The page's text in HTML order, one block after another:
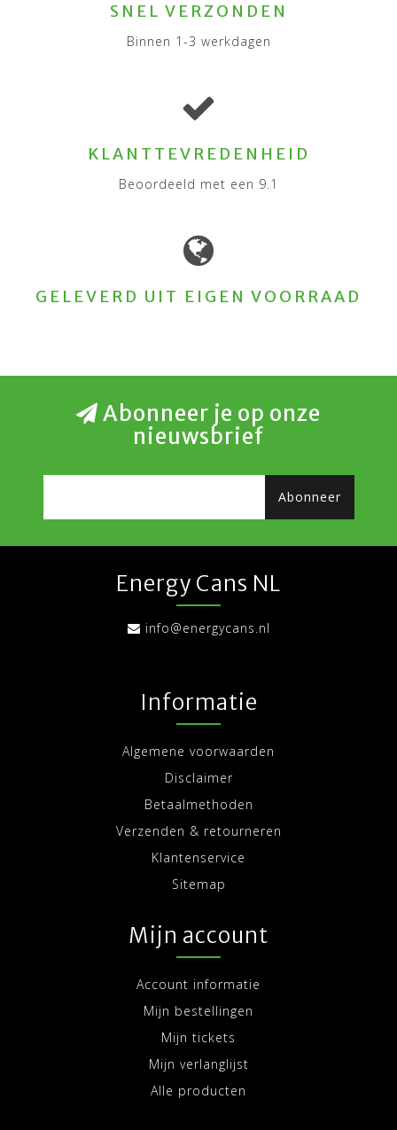
SNEL VERZONDEN
Binnen 1-3 werkdagen
KLANTTEVREDENHEID
Beoordeeld met een 9.1
GELEVERD UIT EIGEN VOORRAAD
Abonneer je op onze
nieuwsbrief
Abonneer
Energy Cans NL
info@energycans.nl
Informatie
Algemene voorwaarden
Disclaimer
Betaalmethoden
Verzenden & retourneren
Klantenservice
Sitemap
Mijn account
Account informatie
Mijn bestellingen
Mijn tickets
Mijn verlanglijst
Alle producten